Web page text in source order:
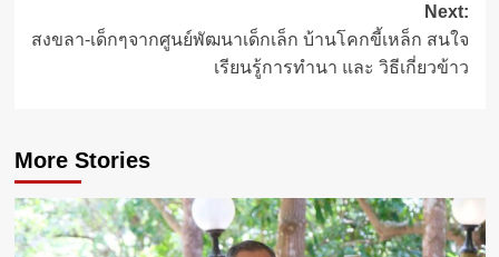
Next:
สงขลา-เด็กๆจากศูนย์พัฒนาเด็กเล็ก บ้านโคกขี้เหล็ก สนใจ
เรียนรู้การทำนา และ วิธีเกี่ยวข้าว
More Stories